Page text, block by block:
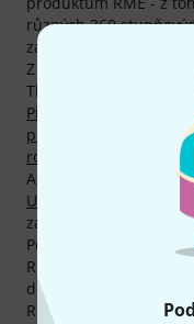
různých 360
zákazníků a 21
Z celkového počtu 62
Thomann bestsellery,
Předzesilovače
pro studio a nahrávání
rozhraní
Ostatní
Absolutním trhákem
UCX II
. Tento produkt
zákazníků.
Podle našich statistik
RME v průměru 4.8 z
dobré hodnocení ve
RME poskytuje svým